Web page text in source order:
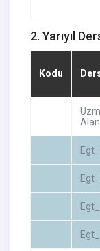
2. Yarıyıl
Kodu